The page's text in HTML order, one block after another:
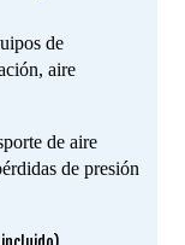
de
aire
de aire
de presión